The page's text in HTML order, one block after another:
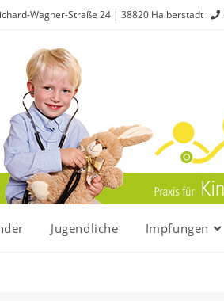
Wagner-Straße 24 | 38820 Halberstadt
Jugendliche Impfungen